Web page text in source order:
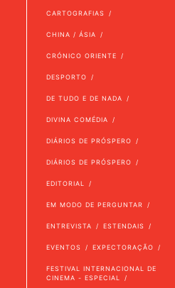
CARTOGRAFIAS
CHINA / ÁSIA
CRÓNICO ORIENTE
DESPORTO
DE TUDO E DE NADA
DIVINA COMÉDIA
DIÁRIOS DE PRÓSPERO
DIÁRIOS DE PRÓSPERO
EDITORIAL
EM MODO DE PERGUNTAR
ENTREVISTA ESTENDAIS
EVENTOS EXPECTORAÇÃO
FESTIVAL INTERNACIONAL DE
CINEMA - ESPECIAL